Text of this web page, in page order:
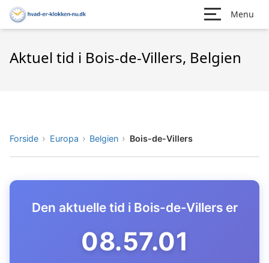
Menu
Aktuel tid i Bois-de-Villers, Belgien
Forside Europa Belgien Bois-de-Villers
Den aktuelle tid i Bois-de-Villers er
08.57.02